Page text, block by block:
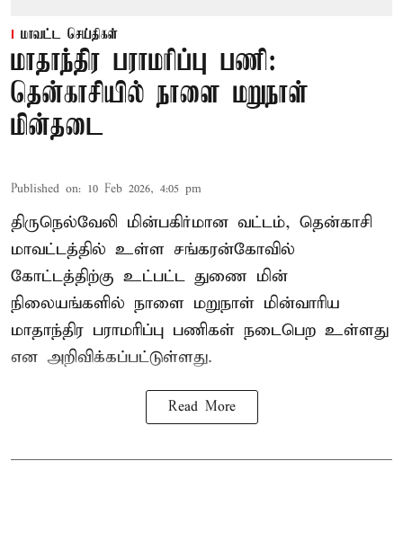
மாவட்ட செய்திகள்
மாதாந்திர பராமரிப்பு பணி:
தென்காசியில் நாளை மறுநாள்
மின்தடை
Published on: 10 Feb 2026, 4:05 pm
திருநெல்வேலி மின்பகிர்மான வட்டம், தென்காசி
மாவட்டத்தில் உள்ள சங்கரன்கோவில்
கோட்டத்திற்கு உட்பட்ட துணை மின்
நிலையங்களில் நாளை மறுநாள் மின்வாரிய
மாதாந்திர பராமரிப்பு பணிகள் நடைபெற உள்ளது
என அறிவிக்கப்பட்டுள்ளது.
Read More